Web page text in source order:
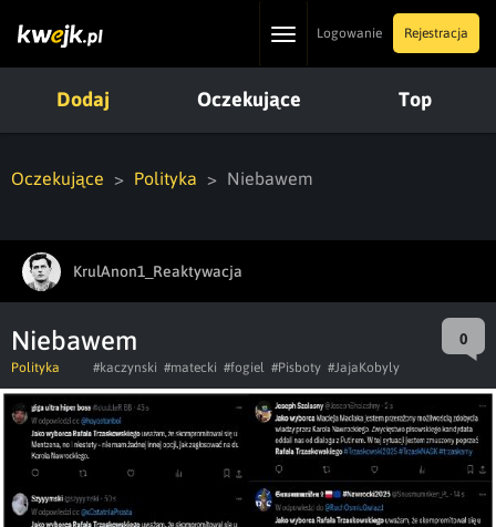
ToggleLogowanie Rejestracja
Dodaj Oczekujące Top
Oczekujące Polityka Niebawem
KrulAnon1_Reaktywacja
Niebawem 0
Polityka #kaczynski #matecki #fogiel #Pisboty #JajaKobyly